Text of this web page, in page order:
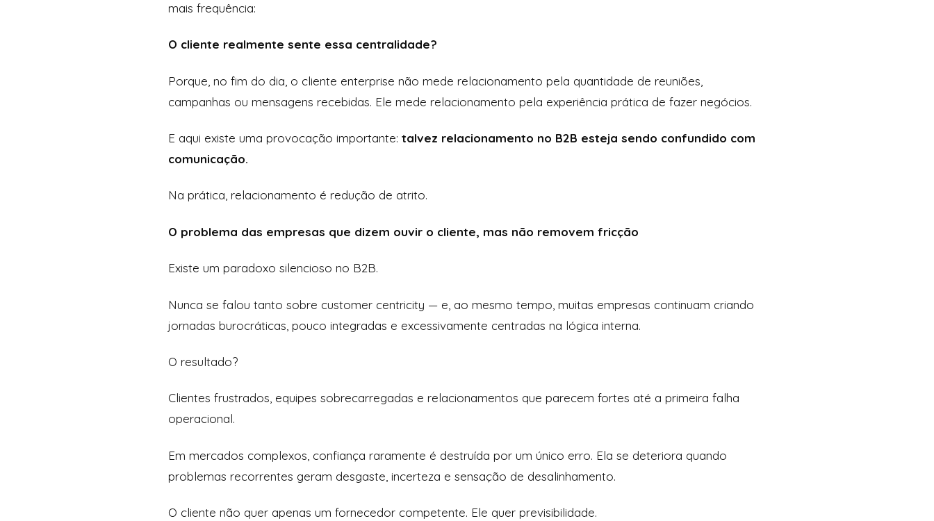
mais frequência:
O cliente realmente sente essa centralidade?
Porque, no fim do dia, o cliente enterprise não mede relacionamento pela quantidade de reuniões,
campanhas ou mensagens recebidas. Ele mede relacionamento pela experiência prática de fazer negócios.
E aqui existe uma provocação importante: talvez relacionamento no B2B esteja sendo confundido com
comunicação.
Na prática, relacionamento é redução de atrito.
O problema das empresas que dizem ouvir o cliente, mas não removem fricção
Existe um paradoxo silencioso no B2B.
Nunca se falou tanto sobre customer centricity — e, ao mesmo tempo, muitas empresas continuam criando
jornadas burocráticas, pouco integradas e excessivamente centradas na lógica interna.
O resultado?
Clientes frustrados, equipes sobrecarregadas e relacionamentos que parecem fortes até a primeira falha
operacional.
Em mercados complexos, confiança raramente é destruída por um único erro. Ela se deteriora quando
problemas recorrentes geram desgaste, incerteza e sensação de desalinhamento.
O cliente não quer apenas um fornecedor competente. Ele quer previsibilidade.